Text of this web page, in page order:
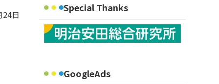
24日
Special Thanks
GoogleAds